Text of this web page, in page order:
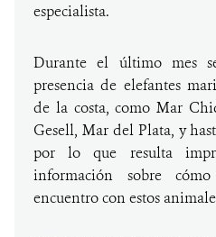
especialista.
Durante el último mes
presencia de elefantes
de la costa, como Mar
Gesell, Mar del Plata, y
por lo que resulta
información sobre
encuentro con estos